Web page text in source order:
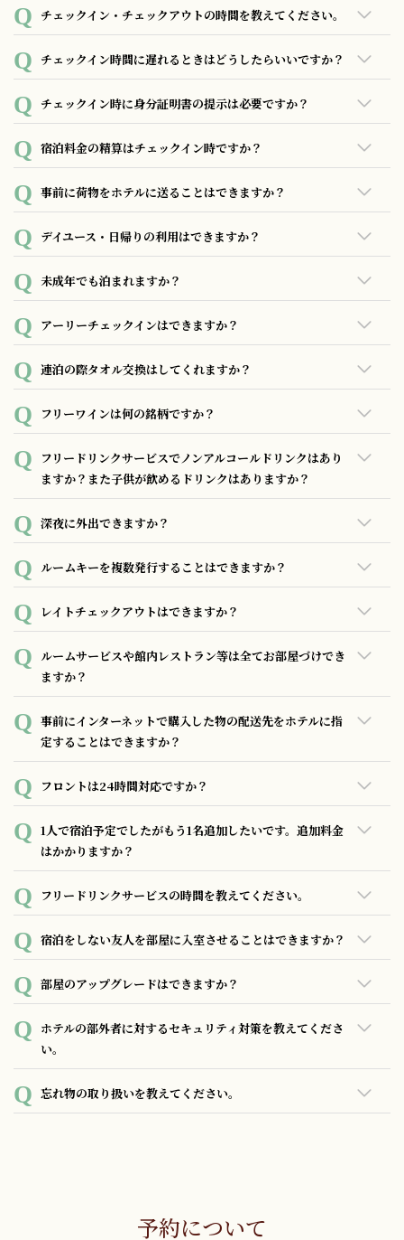
の交換は4日毎の交換となります。
フロント営業時間外のため、フロントにて呼び鈴を鳴らして
頂き鍵のご返却をお願い致します。また、モバイルチェック
アウトをご利用頂ければ、スマホでお部屋づけの精算、チェ
ックアウト手続きが完了しますので、退室後に返却BOXに鍵
を入れるだけで24時間ご退室頂けます。
チェックイン・チェックアウトの時間を教えてください。
当ホテルの標準チェックイン時間は15時、チェックアウト時
間は11時となります。
チェックイン時間に遅れるときはどうしたらいいですか？
事前にご記入頂いたチェックイン時間に遅れる場合には特段
のご連絡は必要ございません。ご到着が深夜0時を過ぎる場合
はご連絡ください。
チェックイン時に身分証明書の提示は必要ですか？
身分証明書の提示は不要です。但し18歳未満の方のみでの宿
泊の場合は別途親権者の同意書のご提示が必要です。 また身
分証明書のご提示が必要なプランがございます。
宿泊料金の精算はチェックイン時ですか？
現地決済をご選択の場合は、ホテルチェックイン時にお支払
いとなります。「モバイルチェックイン」をご利用頂くこと
で、事前のお支払い、宿泊帳簿のご記入、ホテルの利用案内
等を全て済ませられます。ホテル到着後はスムーズなチェック
インが可能ですので是非ご利用ください。
事前に荷物をホテルに送ることはできますか？
元払いのお荷物のみ受付可能です。事前に届きましたお荷物
はフロントにてお預かり致します。ご宿泊日、予約者名（フ
ルネーム）をご明記の上、送付先にホテルの住所を記載下さ
い。※代引き・着払いは受け取ることができません。
デイユース・日帰りの利用はできますか？
現在行っておりません。
未成年でも泊まれますか？
ご宿泊頂けます。但し、18歳未満の方のみでの宿泊の場合は
別途親権者の同意書のご提示が必要となりますので、オンラ
インにて同意書のご記入をお願いいたします。
アーリーチェックインはできますか？
13時より前にご入室頂く場合、1時間あたり追加2000円にて承
っております。
（12時～13時 2000円、11時～12時 4000円）
連泊の際タオル交換はしてくれますか？
一日ごとに清掃、アメニティー補充、タオル交換しておりま
す。
フリーワインは何の銘柄ですか？
赤・白3種類ずつのワインをご用意しております。銘柄につい
ては時期によって異なる為ホテルへお問い合わせください。
フリードリンクサービスでノンアルコールドリンクはあり
ますか？また子供が飲めるドリンクはありますか？
オレンジジュース、アップルジュースのご用意がございます。
深夜に外出できますか？
お部屋の鍵をお持ち頂ければ何時でも外出して頂いて問題ご
ざいません。
ルームキーを複数発行することはできますか？
お部屋のルームキーは、1部屋あたり2枚お渡ししておりま
す。
レイトチェックアウトはできますか？
1時間単位でレイトチェックアウトが可能です。ご料金は1000
円/時間になります。最大13時までご滞在いただけます。
ルームサービスや館内レストラン等は全てお部屋づけでき
ますか？
チェックイン時にクレジットカードのご登録を頂くことで、
ルームサービスや有料アメニティ等のご注文はもちろん、館
内施設のレストラン、バー、物販商品等全てのお会計のお部
屋づけが可能です。
事前にインターネットで購入した物の配送先をホテルに指
定することはできますか？
元払いのお荷物のみ受付可能です。事前に届きましたお荷物
はフロントにてお預かり致します。ご宿泊日、予約者名（フ
ルネーム）をご明記の上、送付先にホテルの住所を記載下さ
い。
フロントは24時間対応ですか？
24時間スタッフは常駐しておりますが、0時～翌6時はフロン
ト営業時間外のため、御用の方はフロントデスクの呼び鈴に
てお呼びください。
1人で宿泊予定でしたがもう1名追加したいです。追加料金
はかかりますか？
はい、可能でございます。ただし、追加料金はご予約のお部
屋タイプやご宿泊プランによって異なります。詳細はホテル
までお問い合わせください。
フリードリンクサービスの時間を教えてください。
ご宿泊のお客様には、1階ロビーBar Ignisにて17時から18時30
分までフリーワインをご提供しています。
宿泊をしない友人を部屋に入室させることはできますか？
ご宿泊者でない方の客室フロアへの立ち入りはお断りしてお
ります。
部屋のアップグレードはできますか？
お部屋の空き状況にもよりますが、有料にてアップグレード
は可能です。ただし、アップグレード料金はフロントにてお
問い合わせください。
ホテルの部外者に対するセキュリティ対策を教えてくださ
い。
以下を中心にセキュリティ対策を行っております。
・深夜のエントランス施錠
忘れ物の取り扱いを教えてください。
・お忘れ物の情報（できるだけ詳しく）
予約について